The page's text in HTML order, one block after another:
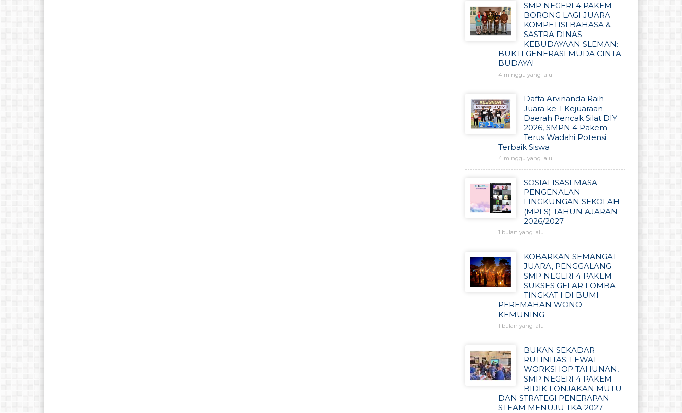
SMP NEGERI 4 PAKEM
BORONG LAGI JUARA
KOMPETISI BAHASA &
SASTRA DINAS
KEBUDAYAAN SLEMAN:
BUKTI GENERASI MUDA CINTA
BUDAYA!
4 minggu yang lalu
Daffa Arvinanda Raih
Juara ke-1 Kejuaraan
Daerah Pencak Silat DIY
2026, SMPN 4 Pakem
Terus Wadahi Potensi
Terbaik Siswa
4 minggu yang lalu
SOSIALISASI MASA
PENGENALAN
LINGKUNGAN SEKOLAH
(MPLS) TAHUN AJARAN
2026/2027
1 bulan yang lalu
KOBARKAN SEMANGAT
JUARA, PENGGALANG
SMP NEGERI 4 PAKEM
SUKSES GELAR LOMBA
TINGKAT I DI BUMI
PEREMAHAN WONO
KEMUNING
1 bulan yang lalu
BUKAN SEKADAR
RUTINITAS: LEWAT
WORKSHOP TAHUNAN,
SMP NEGERI 4 PAKEM
BIDIK LONJAKAN MUTU
DAN STRATEGI PENERAPAN
STEAM MENUJU TKA 2027